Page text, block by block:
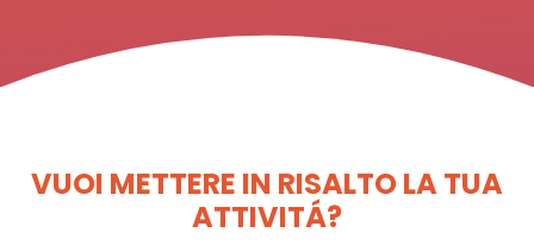
VUOI METTERE IN RISALTO LA TUA
ATTIVITÁ?